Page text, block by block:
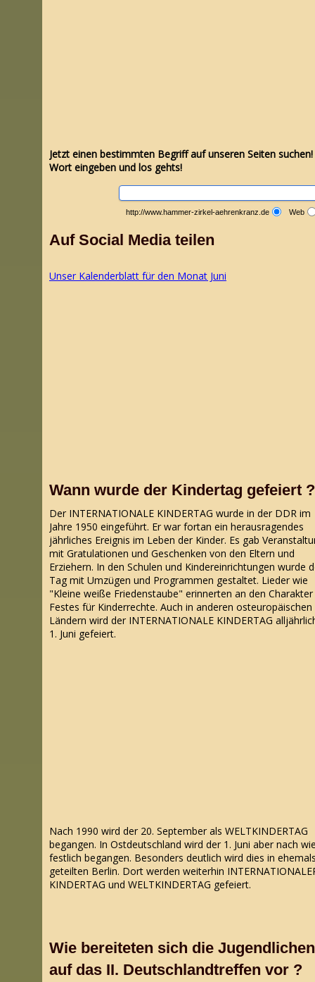
Jetzt einen bestimmten Begriff auf unseren Seiten suchen!
Wort eingeben und los gehts!
http://www.hammer-zirkel-aehrenkranz.de Web
Auf Social Media teilen
Unser Kalenderblatt für den Monat Juni
Wann wurde der Kindertag gefeiert ?
Der INTERNATIONALE KINDERTAG wurde in der DDR im
Jahre 1950 eingeführt. Er war fortan ein herausragendes
jährliches Ereignis im Leben der Kinder. Es gab
mit Gratulationen und Geschenken von den Eltern und
Erziehern. In den Schulen und Kindereinrichtungen wurde
Tag mit Umzügen und Programmen gestaltet. Lieder wie
"Kleine weiße Friedenstaube" erinnerten an den
Festes für Kinderrechte. Auch in anderen osteuropäischen
Ländern wird der INTERNATIONALE KINDERTAG
1. Juni gefeiert.
Nach 1990 wird der 20. September als WELTKINDERTAG
begangen. In Ostdeutschland wird der 1. Juni aber nach
festlich begangen. Besonders deutlich wird dies in
geteilten Berlin. Dort werden weiterhin
KINDERTAG und WELTKINDERTAG gefeiert.
Wie bereiteten sich die Jugendlichen
auf das II. Deutschlandtreffen vor ?